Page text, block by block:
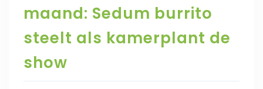
maand: Sedum burrito
steelt als kamerplant de
show